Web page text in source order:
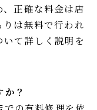
正確な料金は店
は無料で行われ
て詳しく説明を
？